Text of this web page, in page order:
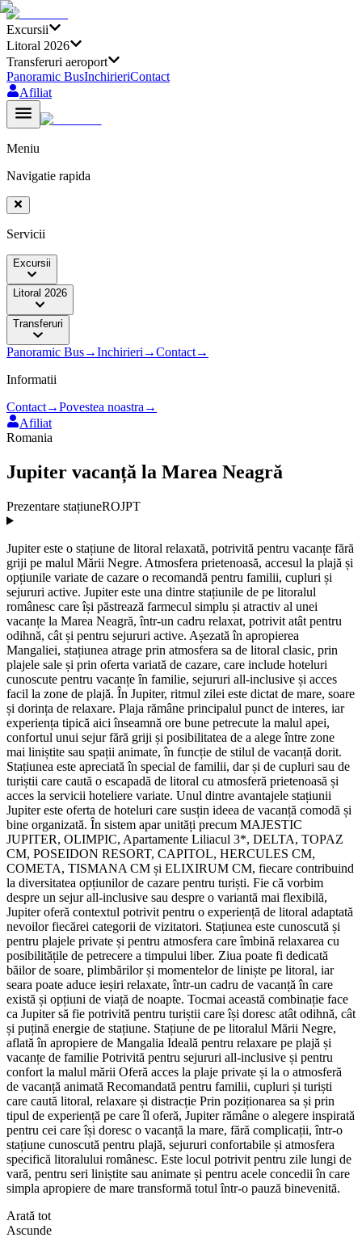
Excursii
Litoral 2026
Transferuri aeroport
Panoramic BusInchirieriContact
Afiliat
Meniu
Navigatie rapida
Servicii
Excursii
Litoral 2026
Transferuri
Panoramic Bus→Inchirieri →Contact→
Informatii
Contact→Povestea noastra →
Afiliat
Romania
Jupiter vacanță la Marea Neagră
Prezentare stațiuneROJPT
Jupiter este o stațiune de litoral relaxată, potrivită pentru vacanțe fără
griji pe malul Mării Negre. Atmosfera prietenoasă, accesul la plajă și
opțiunile variate de cazare o recomandă pentru familii, cupluri și
sejururi active. Jupiter este una dintre stațiunile de pe litoralul
românesc care își păstrează farmecul simplu și atractiv al unei
vacanțe la Marea Neagră, într-un cadru relaxat, potrivit atât pentru
odihnă, cât și pentru sejururi active. Așezată în apropierea
Mangaliei, stațiunea atrage prin atmosfera sa de litoral clasic, prin
plajele sale și prin oferta variată de cazare, care include hoteluri
cunoscute pentru vacanțe în familie, sejururi all-inclusive și acces
facil la zone de plajă. În Jupiter, ritmul zilei este dictat de mare, soare
și dorința de relaxare. Plaja rămâne principalul punct de interes, iar
experiența tipică aici înseamnă ore bune petrecute la malul apei,
confortul unui sejur fără griji și posibilitatea de a alege între zone
mai liniștite sau spații animate, în funcție de stilul de vacanță dorit.
Stațiunea este apreciată în special de familii, dar și de cupluri sau de
turiștii care caută o escapadă de litoral cu atmosferă prietenoasă și
acces la servicii hoteliere variate. Unul dintre avantajele stațiunii
Jupiter este oferta de hoteluri care susțin ideea de vacanță comodă și
bine organizată. În sistem apar unități precum MAJESTIC
JUPITER, OLIMPIC, Apartamente Liliacul 3*, DELTA, TOPAZ
CM, POSEIDON RESORT, CAPITOL, HERCULES CM,
COMETA, TISMANA CM și ELIXIRUM CM, fiecare contribuind
la diversitatea opțiunilor de cazare pentru turiști. Fie că vorbim
despre un sejur all-inclusive sau despre o variantă mai flexibilă,
Jupiter oferă contextul potrivit pentru o experiență de litoral adaptată
nevoilor fiecărei categorii de vizitatori. Stațiunea este cunoscută și
pentru plajele private și pentru atmosfera care îmbină relaxarea cu
posibilitățile de petrecere a timpului liber. Ziua poate fi dedicată
băilor de soare, plimbărilor și momentelor de liniște pe litoral, iar
seara poate aduce ieșiri relaxate, într-un cadru de vacanță în care
există și opțiuni de viață de noapte. Tocmai această combinație face
ca Jupiter să fie potrivită pentru turiștii care își doresc atât odihnă, cât
și puțină energie de stațiune. Stațiune de pe litoralul Mării Negre,
aflată în apropiere de Mangalia Ideală pentru relaxare pe plajă și
vacanțe de familie Potrivită pentru sejururi all-inclusive și pentru
confort la malul mării Oferă acces la plaje private și la o atmosferă
de vacanță animată Recomandată pentru familii, cupluri și turiști
care caută litoral, relaxare și distracție Prin poziționarea sa și prin
tipul de experiență pe care îl oferă, Jupiter rămâne o alegere inspirată
pentru cei care își doresc o vacanță la mare, fără complicații, într-o
stațiune cunoscută pentru plajă, sejururi confortabile și atmosfera
specifică litoralului românesc. Este locul potrivit pentru zile lungi de
vară, pentru seri liniștite sau animate și pentru acele concedii în care
simpla apropiere de mare transformă totul într-o pauză binevenită.
Arată tot
Ascunde